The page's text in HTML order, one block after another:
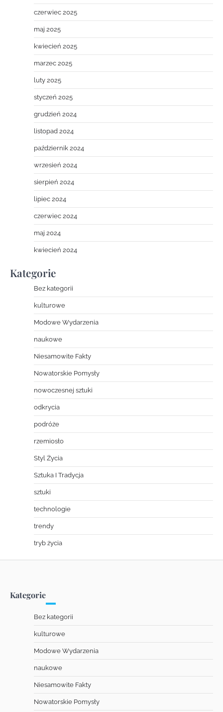
czerwiec 2025
maj 2025
kwiecień 2025
marzec 2025
luty 2025
styczeń 2025
grudzień 2024
listopad 2024
październik 2024
wrzesień 2024
sierpień 2024
lipiec 2024
czerwiec 2024
maj 2024
kwiecień 2024
Kategorie
Bez kategorii
kulturowe
Modowe Wydarzenia
naukowe
Niesamowite Fakty
Nowatorskie Pomysły
nowoczesnej sztuki
odkrycia
podróże
rzemiosło
Styl Życia
Sztuka I Tradycja
sztuki
technologie
trendy
tryb życia
Kategorie
Bez kategorii
kulturowe
Modowe Wydarzenia
naukowe
Niesamowite Fakty
Nowatorskie Pomysły